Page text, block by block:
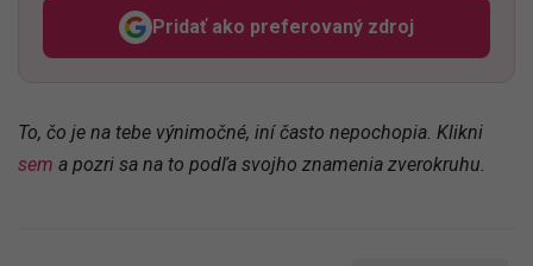
Pridať ako preferovaný zdroj
Odzadu, odkaz sa otvorí v
To, čo je na tebe výnimočné, iní často nepochopia. Klikni
sem a pozri sa na to podľa svojho znamenia zverokruhu.